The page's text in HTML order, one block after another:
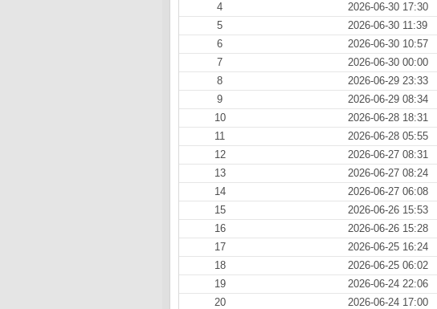
4
2026-06-30 17:30
5
2026-06-30 11:39
6
2026-06-30 10:57
7
2026-06-30 00:00
8
2026-06-29 23:33
9
2026-06-29 08:34
10
2026-06-28 18:31
11
2026-06-28 05:55
12
2026-06-27 08:31
13
2026-06-27 08:24
14
2026-06-27 06:08
15
2026-06-26 15:53
16
2026-06-26 15:28
17
2026-06-25 16:24
18
2026-06-25 06:02
19
2026-06-24 22:06
20
2026-06-24 17:00